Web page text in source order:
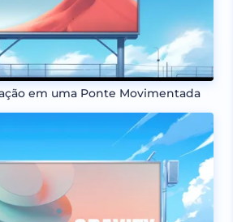
em uma Ponte Movimentada